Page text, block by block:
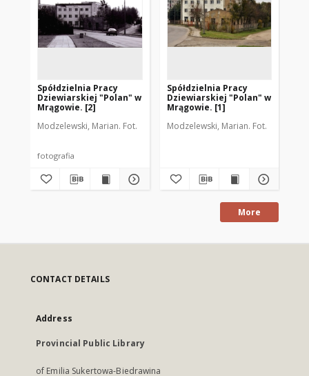
Spółdzielnia Pracy
Dziewiarskiej "Polan" w
Mrągowie. [2]
Modzelewski, Marian. Fot.
fotografia
Spółdzielnia Pracy
Dziewiarskiej "Polan" w
Mrągowie. [1]
Modzelewski, Marian. Fot.
More
CONTACT DETAILS
Address
Provincial Public Library
of Emilia Sukertowa-Biedrawina